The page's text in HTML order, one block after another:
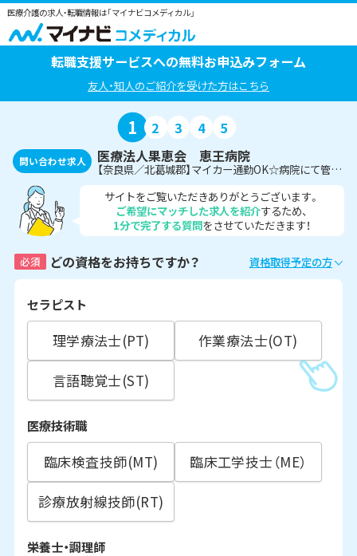
医療介護の求人・転職情報は「マイナビコメディカル」
転職支援サービスへの無料お申込みフォーム
友人・知人のご紹介を受けた方はこちら
1 2 3 4 5
問い合わせ求人 医療法人果恵会 恵王病院
【奈良県／北葛城郡】マイカー通勤OK☆病院にて管理栄養士募集〈正社員〉
サイトをご覧いただきありがとうございます。
ご希望にマッチした求人を紹介するため、
1分で完了する質問をさせていただきます！
必須 どの資格をお持ちですか？ 資格取得予定の方
セラピスト
理学療法士(PT)
作業療法士(OT)
言語聴覚士(ST)
医療技術職
臨床検査技師(MT)
臨床工学技士（ME）
診療放射線技師(RT)
栄養士・調理師